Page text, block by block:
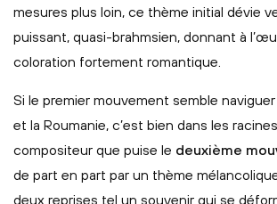
mesures plus loin, ce thème initial dévie
puissant, quasi-brahmsien, donnant à
coloration fortement romantique.
Si le premier mouvement semble
et la Roumanie, c’est bien dans les
compositeur que puise le deuxième
de part en part par un thème
deux reprises tel un souvenir qui se